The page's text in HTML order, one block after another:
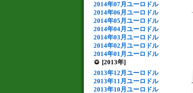
2014年07月ユーロドル
2014年06月ユーロドル
2014年05月ユーロドル
2014年04月ユーロドル
2014年03月ユーロドル
2014年02月ユーロドル
2014年01月ユーロドル
[2013年]
2013年12月ユーロドル
2013年11月ユーロドル
2013年10月ユーロドル